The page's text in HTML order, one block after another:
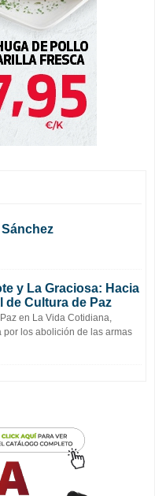
y La Graciosa: Hacia
de Cultura de Paz
en La Vida Cotidiana,
por los abolición de las armas